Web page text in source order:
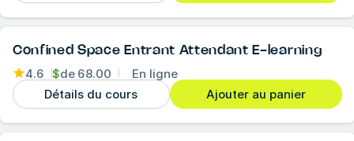
Confined Space Entrant Attendant E-learning
4.6 $de 68.00
En ligne
Détails du cours
Ajouter au panier